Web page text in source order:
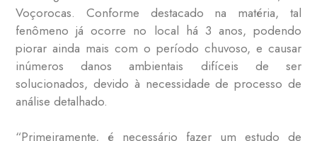
Voçorocas. Conforme destacado na matéria, tal
fenômeno já ocorre no local há 3 anos, podendo
piorar ainda mais com o período chuvoso, e causar
inúmeros danos ambientais difíceis de ser
solucionados, devido à necessidade de processo de
análise detalhado.
“Primeiramente, é necessário fazer um estudo de